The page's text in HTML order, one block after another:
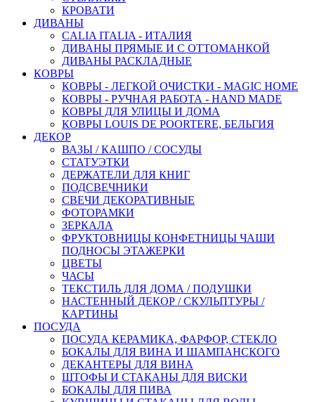
КРОВАТИ
ДИВАНЫ
CALIA ITALIA - ИТАЛИЯ
ДИВАНЫ ПРЯМЫЕ И С ОТТОМАНКОЙ
ДИВАНЫ РАСКЛАДНЫЕ
КОВРЫ
КОВРЫ - ЛЕГКОЙ ОЧИСТКИ - MAGIC HOME
КОВРЫ - РУЧНАЯ РАБОТА - HAND MADE
КОВРЫ ДЛЯ УЛИЦЫ И ДОМА
КОВРЫ LOUIS DE POORTERE, БЕЛЬГИЯ
ДЕКОР
ВАЗЫ / КАШПО / СОСУДЫ
СТАТУЭТКИ
ДЕРЖАТЕЛИ ДЛЯ КНИГ
ПОДСВЕЧНИКИ
СВЕЧИ ДЕКОРАТИВНЫЕ
ФОТОРАМКИ
ЗЕРКАЛА
ФРУКТОВНИЦЫ КОНФЕТНИЦЫ ЧАШИ
ПОДНОСЫ ЭТАЖЕРКИ
ЦВЕТЫ
ЧАСЫ
ТЕКСТИЛЬ ДЛЯ ДОМА / ПОДУШКИ
НАСТЕННЫЙ ДЕКОР / СКУЛЬПТУРЫ /
КАРТИНЫ
ПОСУДА
ПОСУДА КЕРАМИКА, ФАРФОР, СТЕКЛО
БОКАЛЫ ДЛЯ ВИНА И ШАМПАНСКОГО
ДЕКАНТЕРЫ ДЛЯ ВИНА
ШТОФЫ И СТАКАНЫ ДЛЯ ВИСКИ
БОКАЛЫ ДЛЯ ПИВА